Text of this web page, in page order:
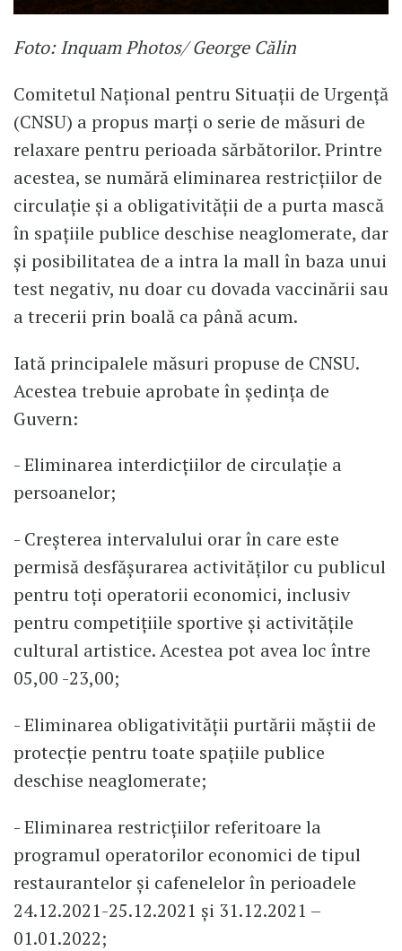
Foto: Inquam Photos/ George Călin
Comitetul Național pentru Situații de Urgență
(CNSU) a propus marți o serie de măsuri de
relaxare pentru perioada sărbătorilor. Printre
acestea, se numără eliminarea restricțiilor de
circulație și a obligativității de a purta mască
în spațiile publice deschise neaglomerate, dar
și posibilitatea de a intra la mall în baza unui
test negativ, nu doar cu dovada vaccinării sau
a trecerii prin boală ca până acum.
Iată principalele măsuri propuse de CNSU.
Acestea trebuie aprobate în ședința de
Guvern:
- Eliminarea interdicțiilor de circulație a
persoanelor;
- Creșterea intervalului orar în care este
permisă desfășurarea activităților cu publicul
pentru toți operatorii economici, inclusiv
pentru competițiile sportive și activitățile
cultural artistice. Acestea pot avea loc între
05,00 -23,00;
- Eliminarea obligativității purtării măștii de
protecție pentru toate spațiile publice
deschise neaglomerate;
- Eliminarea restricțiilor referitoare la
programul operatorilor economici de tipul
restaurantelor și cafenelelor în perioadele
24.12.2021-25.12.2021 și 31.12.2021 –
01.01.2022;